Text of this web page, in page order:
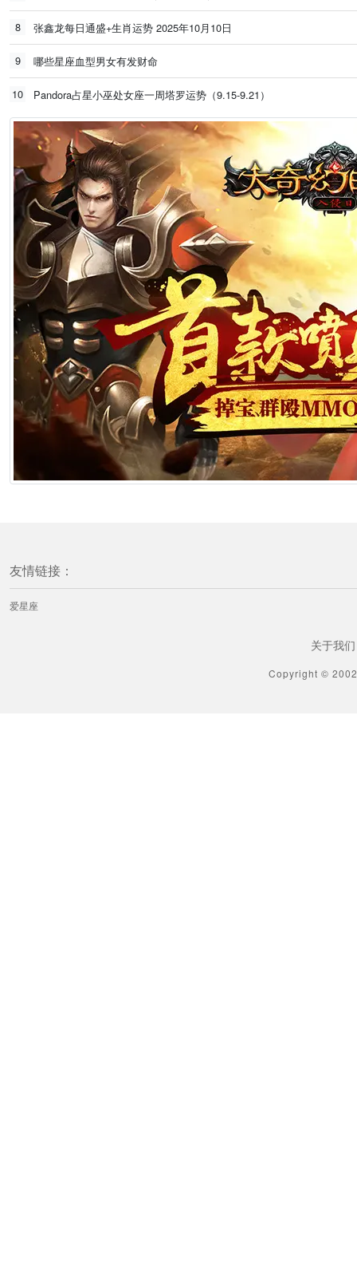
8 张鑫龙每日通盛+生肖运势 2025年10月10日
9 哪些星座血型男女有发财命
10 Pandora占星小巫处女座一周塔罗运势（9.15-9.21）
友情链接：
爱星座
关于我们
Copyright ©